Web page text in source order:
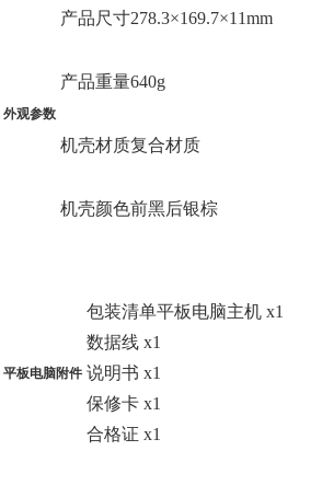
外观参数
产品尺寸278.3×169.7×11mm
产品重量640g
机壳材质复合材质
机壳颜色前黑后银棕
平板电脑附件
包装清单平板电脑主机 x1
数据线 x1
说明书 x1
保修卡 x1
合格证 x1